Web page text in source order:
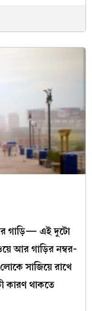
গাড়ি— এই দুটো
আর গাড়ির নম্বর-
সাজিয়ে রাখে
কারণ থাকতে